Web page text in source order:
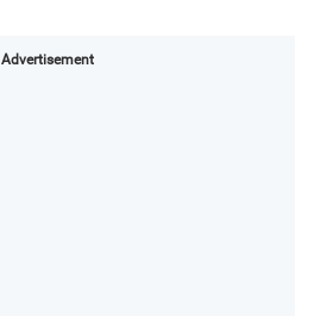
Advertisement